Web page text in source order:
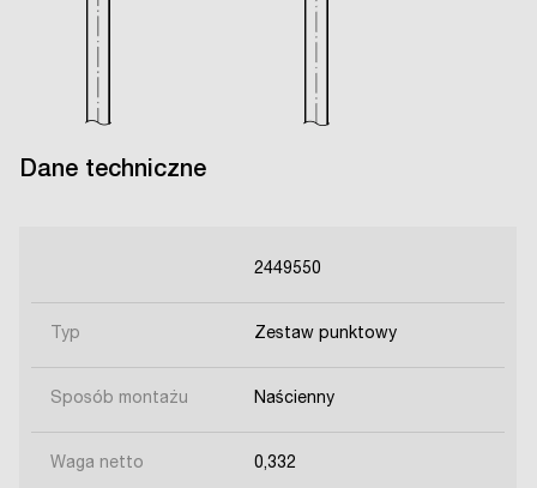
Dane techniczne
2449550
Typ Zestaw punktowy
Sposób montażu Naścienny
Waga netto 0,332